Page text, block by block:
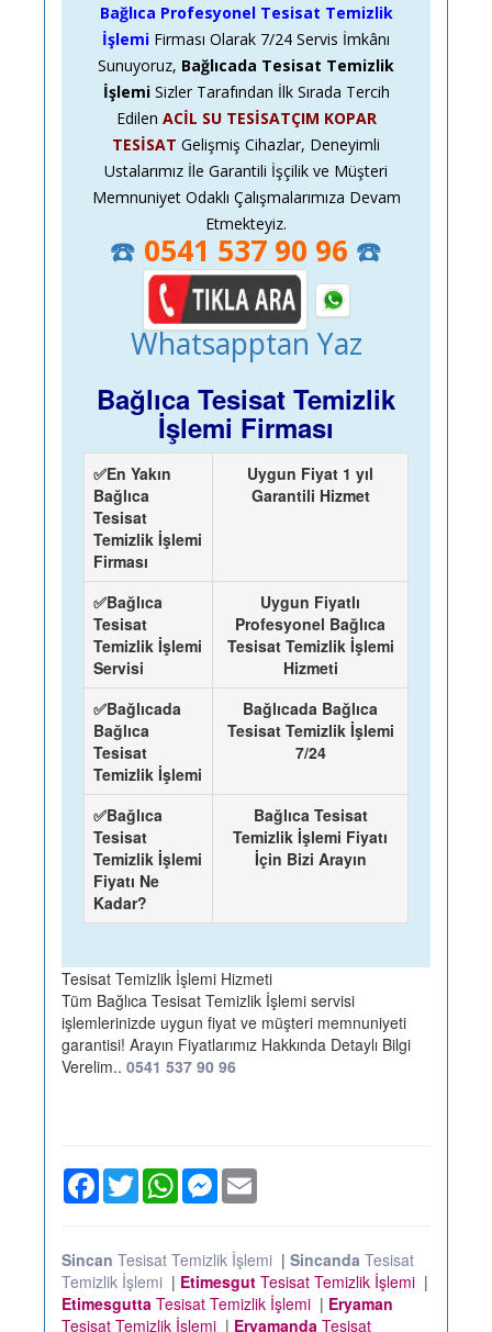
Bağlıca Profesyonel Tesisat Temizlik
İşlemi Firması Olarak 7/24 Servis İmkânı
Sunuyoruz, Bağlıcada Tesisat Temizlik
İşlemiSizler Tarafından İlk Sırada Tercih
Edilen ACİL SU TESİSATÇIM KOPAR
TESİSAT Gelişmiş Cihazlar, Deneyimli
Ustalarımız İle Garantili İşçilik ve Müşteri
Memnuniyet Odaklı Çalışmalarımıza Devam
Etmekteyiz.
☎️ 0541 537 90 96 ☎️
Whatsapptan Yaz
Bağlıca Tesisat Temizlik
İşlemi Firması
✅En Yakın
Bağlıca
Tesisat
Temizlik İşlemi
Firması
Uygun Fiyat 1 yıl
Garantili Hizmet
✅Bağlıca
Tesisat
Temizlik İşlemi
Servisi
Uygun Fiyatlı
Profesyonel Bağlıca
Tesisat Temizlik İşlemi
Hizmeti
✅Bağlıcada
Bağlıca
Tesisat
Temizlik İşlemi
Bağlıcada Bağlıca
Tesisat Temizlik İşlemi
7/24
✅Bağlıca
Tesisat
Temizlik İşlemi
Fiyatı Ne
Kadar?
Bağlıca Tesisat
Temizlik İşlemi Fiyatı
İçin Bizi Arayın
Tesisat Temizlik İşlemi Hizmeti
Tüm Bağlıca Tesisat Temizlik İşlemi servisi
işlemlerinizde uygun fiyat ve müşteri memnuniyeti
garantisi! Arayın Fiyatlarımız Hakkında Detaylı Bilgi
Verelim.. 0541 537 90 96
Facebook
TwitterWhatsAppMessenger
Sincan Tesisat Temizlik İşlemi | Sincanda Tesisat
Temizlik İşlemi | Etimesgut Tesisat Temizlik İşlemi |
Etimesgutta Tesisat Temizlik İşlemi | Eryaman
Tesisat Temizlik İşlemi | Eryamanda Tesisat